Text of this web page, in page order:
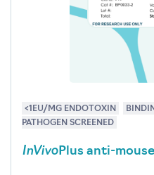
<1EU/MG ENDOTOXIN
PATHOGEN SCREENED
InVivoPlus anti-